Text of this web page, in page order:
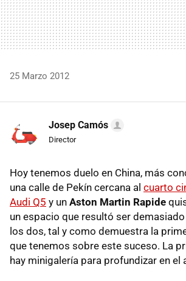
25 Marzo 2012
Josep Camós
Director
Hoy tenemos duelo en China, más
una calle de Pekín cercana al cuarto
Audi Q5 y un Aston Martin Rapide
un espacio que resultó ser
los dos, tal y como demuestra la
que tenemos sobre este suceso. La
hay minigalería para profundizar en el